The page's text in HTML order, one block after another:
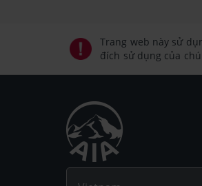
Trang web này sử
đích sử dụng của